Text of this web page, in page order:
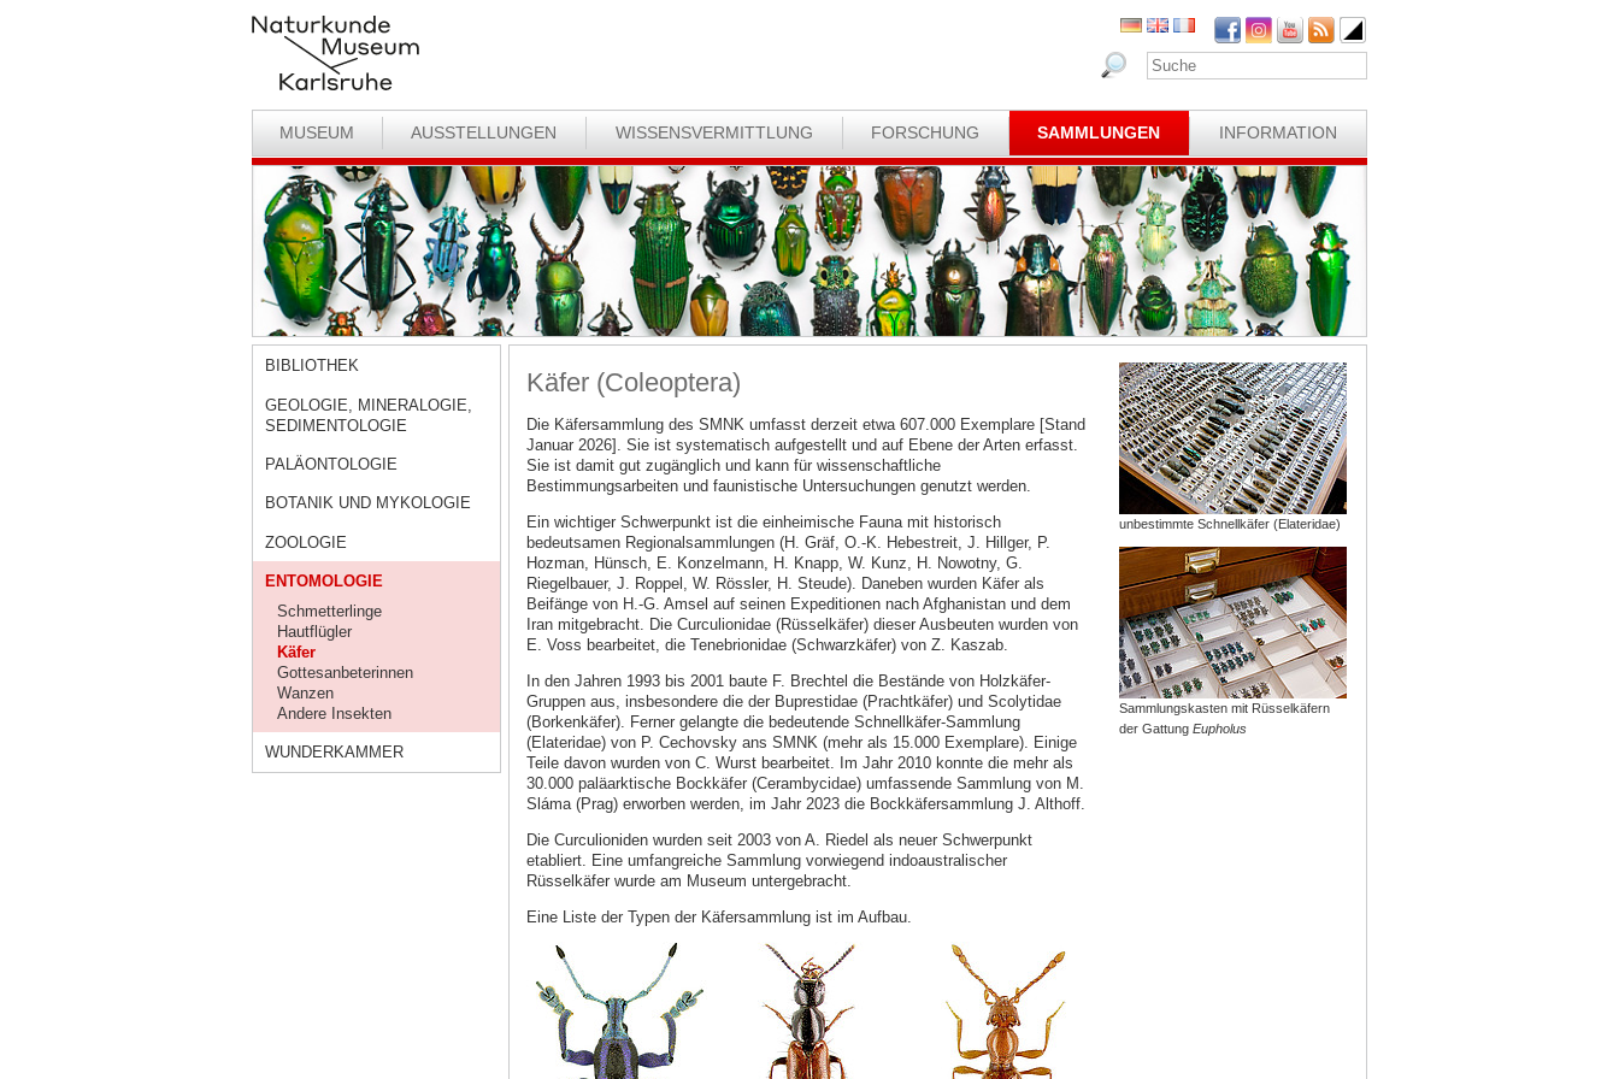
MUSEUM AUSSTELLUNGEN WISSENSVERMITTLUNG FORSCHUNG SAMMLUNGEN INFORMATION
BIBLIOTHEK
GEOLOGIE, MINERALOGIE,
SEDIMENTOLOGIE
PALÄONTOLOGIE
BOTANIK UND MYKOLOGIE
ZOOLOGIE
ENTOMOLOGIE
Schmetterlinge
Hautflügler
Käfer
Gottesanbeterinnen
Wanzen
Andere Insekten
WUNDERKAMMER
Käfer (Coleoptera)
Die Käfersammlung des SMNK umfasst derzeit etwa 607.000 Exemplare [Stand
Januar 2026]. Sie ist systematisch aufgestellt und auf Ebene der Arten erfasst.
Sie ist damit gut zugänglich und kann für wissenschaftliche
Bestimmungsarbeiten und faunistische Untersuchungen genutzt werden.
Ein wichtiger Schwerpunkt ist die einheimische Fauna mit historisch
bedeutsamen Regionalsammlungen (H. Gräf, O.-K. Hebestreit, J. Hillger, P.
Hozman, Hünsch, E. Konzelmann, H. Knapp, W. Kunz, H. Nowotny, G.
Riegelbauer, J. Roppel, W. Rössler, H. Steude). Daneben wurden Käfer als
Beifänge von H.-G. Amsel auf seinen Expeditionen nach Afghanistan und dem
Iran mitgebracht. Die Curculionidae (Rüsselkäfer) dieser Ausbeuten wurden von
E. Voss bearbeitet, die Tenebrionidae (Schwarzkäfer) von Z. Kaszab.
In den Jahren 1993 bis 2001 baute F. Brechtel die Bestände von Holzkäfer-
Gruppen aus, insbesondere die der Buprestidae (Prachtkäfer) und Scolytidae
(Borkenkäfer). Ferner gelangte die bedeutende Schnellkäfer-Sammlung
(Elateridae) von P. Cechovsky ans SMNK (mehr als 15.000 Exemplare). Einige
Teile davon wurden von C. Wurst bearbeitet. Im Jahr 2010 konnte die mehr als
30.000 paläarktische Bockkäfer (Cerambycidae) umfassende Sammlung von M.
Sláma (Prag) erworben werden, im Jahr 2023 die Bockkäfersammlung J. Althoff.
Die Curculioniden wurden seit 2003 von A. Riedel als neuer Schwerpunkt
etabliert. Eine umfangreiche Sammlung vorwiegend indoaustralischer
Rüsselkäfer wurde am Museum untergebracht.
Eine Liste der Typen der Käfersammlung ist im Aufbau.
unbestimmte Schnellkäfer (Elateridae)
Sammlungskasten mit Rüsselkäfern
der GattungEupholus